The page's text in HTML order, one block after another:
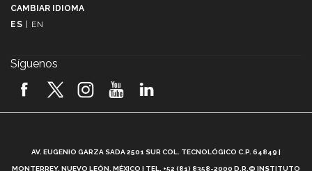
2026! (video)
¿Cómo es el Modelo Educativo Tec? (video)
CAMBIAR IDIOMA
ES | EN
Síguenos
AV. EUGENIO GARZA SADA 2501 SUR COL. TECNOLÓGICO C.P. 64849 |
MONTERREY, NUEVO LEÓN, MÉXICO | TEL. +52 (81) 8358-2000 D.R.© INSTITUTO